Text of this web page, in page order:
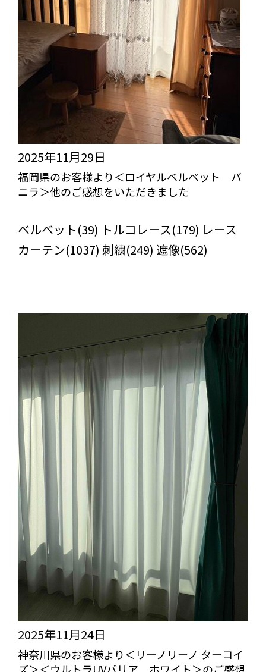
2025年11月29日
福岡県のお客様より＜ロイヤルベルベット バ
ニラ＞他のご感想をいただきました
ベルベット(39) トルコレース(179) レース
カーテン(1037) 刺繍(249) 遮像(562)
2025年11月24日
神奈川県のお客様より＜リーノリーノ ターコイ
ズ＞＜ウルトラUVバリア ホワイト＞のご感想